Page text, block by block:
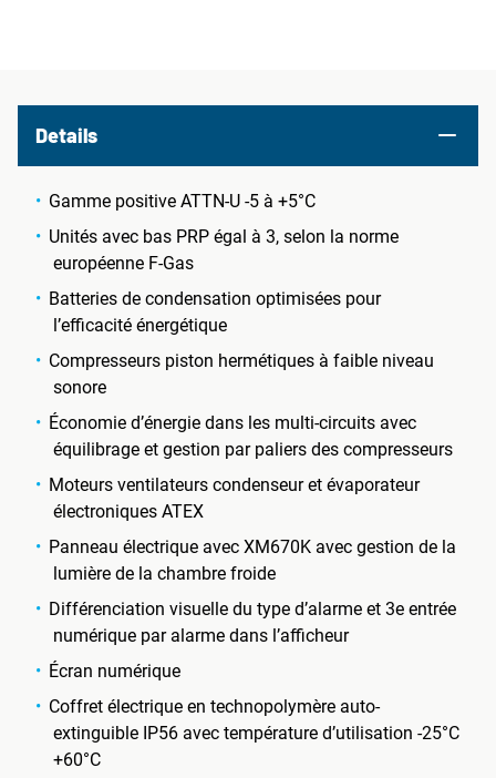
Details
Gamme positive ATTN-U -5 à +5°C
Unités avec bas PRP égal à 3, selon la norme
européenne F-Gas
Batteries de condensation optimisées pour
l’efficacité énergétique
Compresseurs piston hermétiques à faible niveau
sonore
Économie d’énergie dans les multi-circuits avec
équilibrage et gestion par paliers des compresseurs
Moteurs ventilateurs condenseur et évaporateur
électroniques ATEX
Panneau électrique avec XM670K avec gestion de la
lumière de la chambre froide
Différenciation visuelle du type d’alarme et 3e entrée
numérique par alarme dans l’afficheur
Écran numérique
Coffret électrique en technopolymère auto-
extinguible IP56 avec température d’utilisation -25°C
+60°C